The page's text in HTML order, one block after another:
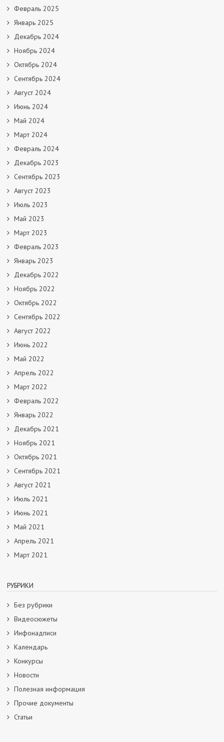
Февраль 2025
Январь 2025
Декабрь 2024
Ноябрь 2024
Октябрь 2024
Сентябрь 2024
Август 2024
Июнь 2024
Май 2024
Март 2024
Февраль 2024
Декабрь 2023
Сентябрь 2023
Август 2023
Июль 2023
Май 2023
Март 2023
Февраль 2023
Январь 2023
Декабрь 2022
Ноябрь 2022
Октябрь 2022
Сентябрь 2022
Август 2022
Июнь 2022
Май 2022
Апрель 2022
Март 2022
Февраль 2022
Январь 2022
Декабрь 2021
Ноябрь 2021
Октябрь 2021
Сентябрь 2021
Август 2021
Июль 2021
Июнь 2021
Май 2021
Апрель 2021
Март 2021
РУБРИКИ
Без рубрики
Видеосюжеты
Инфонадписи
Календарь
Конкурсы
Новости
Полезная информация
Прочие документы
Статьи